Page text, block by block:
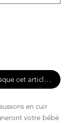
cet article est
en cuir
votre bébé